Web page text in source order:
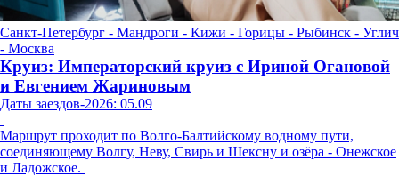
Санкт-Петербург - Мандроги - Кижи - Горицы - Рыбинск - Углич
- Москва
Круиз: Императорский круиз с Ириной Огановой
и Евгением Жариновым
Даты заездов-2026: 05.09
Маршрут проходит по Волго-Балтийскому водному пути,
соединяющему Волгу, Неву, Свирь и Шексну и озёра - Онежское
и Ладожское.